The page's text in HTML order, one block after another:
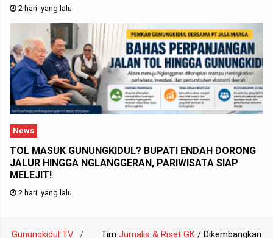
2 hari yang lalu
News
TOL MASUK GUNUNGKIDUL? BUPATI ENDAH DORONG
JALUR HINGGA NGLANGGERAN, PARIWISATA SIAP
MELEJIT!
2 hari yang lalu
Gunungkidul TV Tim Jurnalis & Riset GK / Dikembangkan